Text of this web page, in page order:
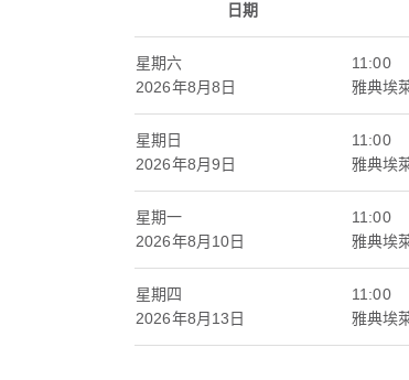
日期
星期六
2026年8月8日
11:00
雅典埃
星期日
2026年8月9日
11:00
雅典埃
星期一
2026年8月10日
11:00
雅典埃
星期四
2026年8月13日
11:00
雅典埃